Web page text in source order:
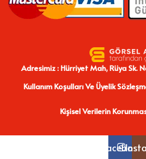
Adresimiz : Hürriyet Mah, Rüya Sk.
Kullanım Koşulları Ve Üyelik
Kişisel Verilerin
Facebook